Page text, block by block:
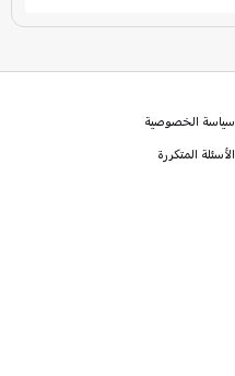
سياسة الخصوصية
الأسئلة المتكررة